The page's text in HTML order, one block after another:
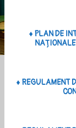
♦ PLAN DE
♦ REGULAMENT